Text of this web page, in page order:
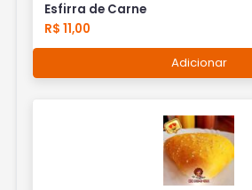
Esfirra de Carne
R$ 11,00
Adicionar